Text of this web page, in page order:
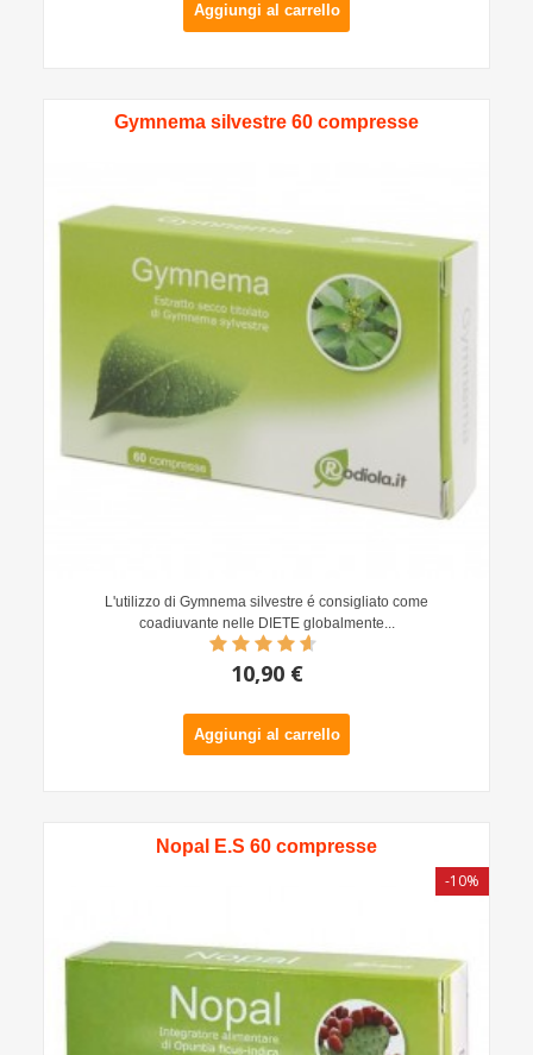
Aggiungi al carrello
Gymnema silvestre 60 compresse
L'utilizzo di Gymnema silvestre é consigliato come
coadiuvante nelle DIETE globalmente...
10,90 €
Aggiungi al carrello
Nopal E.S 60 compresse
-10%